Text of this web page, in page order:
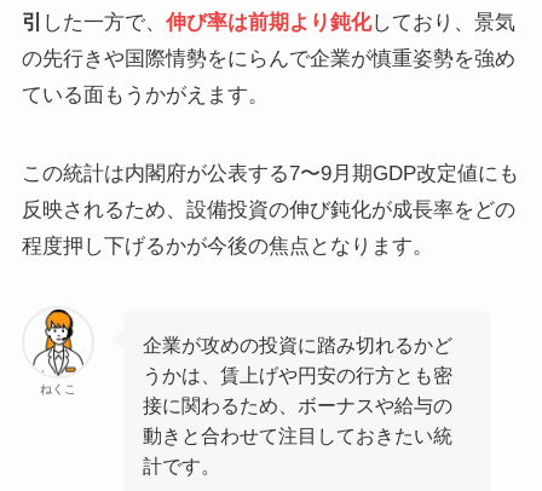
引 した一方で、 伸び率は前期より鈍化しており、景気
の先行きや国際情勢をにらんで企業が慎重姿勢を強め
ている面もうかがえます。
この統計は内閣府が公表する7〜9月期GDP改定値にも
反映されるため、設備投資の伸び鈍化が成長率をどの
程度押し下げるかが今後の焦点となります。
ねくこ
企業が攻めの投資に踏み切れるかど
うかは、賃上げや円安の行方とも密
接に関わるため、ボーナスや給与の
動きと合わせて注目しておきたい統
計です。